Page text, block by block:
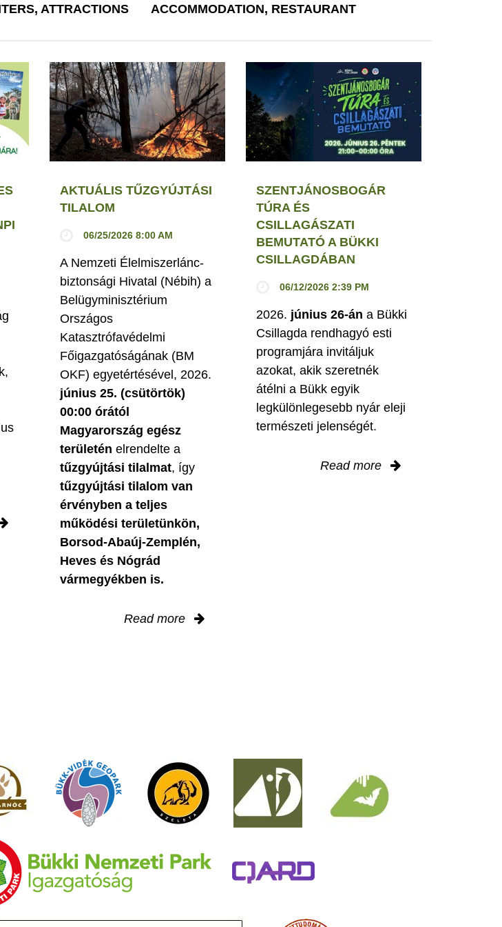
ATTRACTIONS ACCOMMODATION, RESTAURANT
AKTUÁLIS TŰZGYÚJTÁSI
TILALOM
06/25/2026 8:00 AM
A Nemzeti Élelmiszerlánc-
biztonsági Hivatal (Nébih) a
Belügyminisztérium
Országos
Katasztrófavédelmi
Főigazgatóságának (BM
OKF) egyetértésével, 2026.
június 25. (csütörtök)
00:00 órától
Magyarország egész
területén elrendelte a
tűzgyújtási tilalmat, így
tűzgyújtási tilalom van
érvényben a teljes
működési területünkön,
Borsod-Abaúj-Zemplén,
Heves és Nógrád
vármegyékben is.
Read more
SZENTJÁNOSBOGÁR
TÚRA ÉS
CSILLAGÁSZATI
BEMUTATÓ A BÜKKI
CSILLAGDÁBAN
06/12/2026 2:39 PM
2026. június 26-án a Bükki
Csillagda rendhagyó esti
programjára invitáljuk
azokat, akik szeretnék
átélni a Bükk egyik
legkülönlegesebb nyár eleji
természeti jelenségét.
Read more